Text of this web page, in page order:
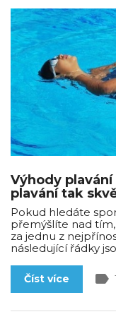
Výhody
plavání tak
Pokud hledáte
přemýšlíte nad
za jednu z
následující řádky
Číst více label